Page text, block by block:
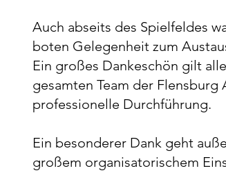
Auch abseits des Spielfeldes
boten Gelegenheit zum
Ein großes Dankeschön gilt
gesamten Team der
professionelle Durchführung.
Ein besonderer Dank geht
großem organisatorischem